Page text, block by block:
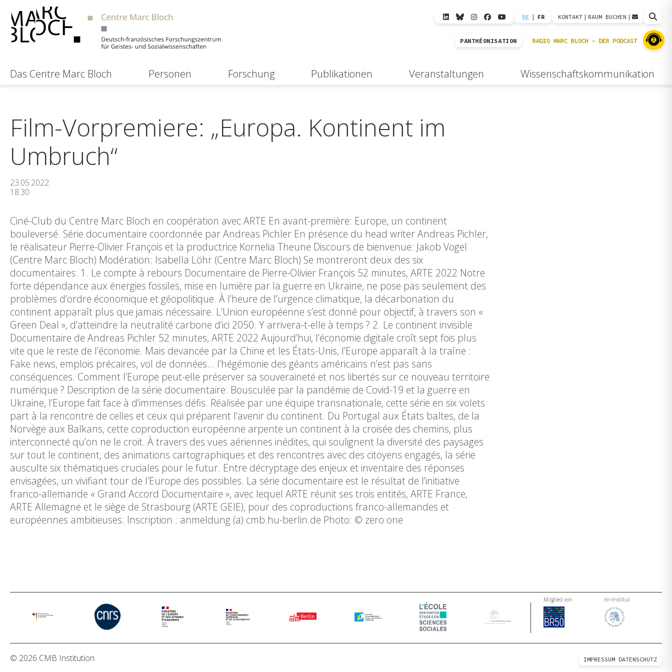
DE | FR KONTAKT | RAUM BUCHEN |
PANTHÉONISATION
Das Centre Marc Bloch Personen Forschung Publikationen Veranstaltungen Wissenschaftskommunikation
Film-Vorpremiere: „Europa. Kontinent im
Umbruch“
23.05.2022
18:30
Ciné-Club du Centre Marc Bloch en coopération avec ARTE En avant-première: Europe, un continent
bouleversé. Série documentaire coordonnée par Andreas Pichler En présence du head writer Andreas Pichler,
le réalisateur Pierre-Olivier François et la productrice Kornelia Theune Discours de bienvenue: Jakob Vogel
(Centre Marc Bloch) Modération: Isabella Löhr (Centre Marc Bloch) Se montreront deux des six
documentaires: 1. Le compte à rebours Documentaire de Pierre-Olivier François 52 minutes, ARTE 2022 Notre
forte dépendance aux énergies fossiles, mise en lumière par la guerre en Ukraine, ne pose pas seulement des
problèmes d’ordre économique et géopolitique. À l’heure de l’urgence climatique, la décarbonation du
continent apparaît plus que jamais nécessaire. L’Union européenne s’est donné pour objectif, à travers son «
Green Deal », d’atteindre la neutralité carbone d’ici 2050. Y arrivera-t-elle à temps ? 2. Le continent invisible
Documentaire de Andreas Pichler 52 minutes, ARTE 2022 Aujourd’hui, l’économie digitale croît sept fois plus
vite que le reste de l’économie. Mais devancée par la Chine et les États-Unis, l’Europe apparaît à la traîne :
Fake news, emplois précaires, vol de données… l’hégémonie des géants américains n’est pas sans
conséquences. Comment l’Europe peut-elle préserver sa souveraineté et nos libertés sur ce nouveau territoire
numérique ? Description de la série documentaire: Bousculée par la pandémie de Covid-19 et la guerre en
Ukraine, l’Europe fait face à d’immenses défis. Réalisée par une équipe transnationale, cette série en six volets
part à la rencontre de celles et ceux qui préparent l’avenir du continent. Du Portugal aux États baltes, de la
Norvège aux Balkans, cette coproduction européenne arpente un continent à la croisée des chemins, plus
interconnecté qu’on ne le croit. À travers des vues aériennes inédites, qui soulignent la diversité des paysages
sur tout le continent, des animations cartographiques et des rencontres avec des citoyens engagés, la série
ausculte six thématiques cruciales pour le futur. Entre décryptage des enjeux et inventaire des réponses
envisagées, un vivifiant tour de l’Europe des possibles. La série documentaire est le résultat de l’initiative
franco-allemande « Grand Accord Documentaire », avec lequel ARTE réunit ses trois entités, ARTE France,
ARTE Allemagne et le siège de Strasbourg (ARTE GEIE), pour des coproductions franco-allemandes et
européennes ambitieuses. Inscription : anmeldung (a) cmb.hu-berlin.de Photo: © zero one
Mitglied von An-Institut
© 2026 CMB Institution IMPRESSUM DATENSCHUTZ